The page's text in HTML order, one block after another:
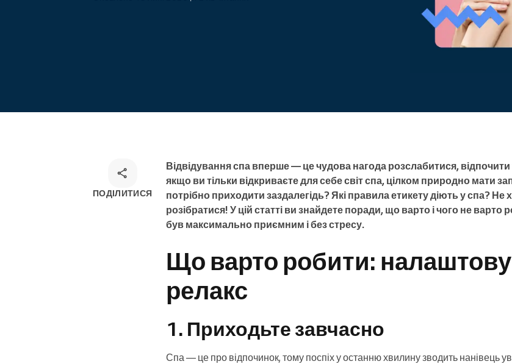
ПОДІЛИТИСЯ
Відвідування спа вперше — це чудова нагода розслабитися,
якщо ви тільки відкриваєте для себе світ спа, цілком природно мати
потрібно приходити заздалегідь? Які правила етикету діють у спа?
розібратися! У цій статті ви знайдете поради, що варто і чого не
був максимально приємним і без стресу.
Що варто робити:
релакс
1. Приходьте завчасно
Спа — це про відпочинок, тому поспіх у останню хвилину зводить нанівець